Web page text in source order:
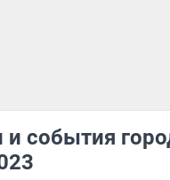
и события